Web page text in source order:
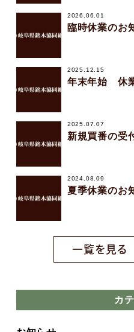
2026.06.01
臨時休業のお
2025.12.15
年末年始 休
2025.07.07
新規買番の受
2024.08.09
夏季休業のお
一覧を見る
カ